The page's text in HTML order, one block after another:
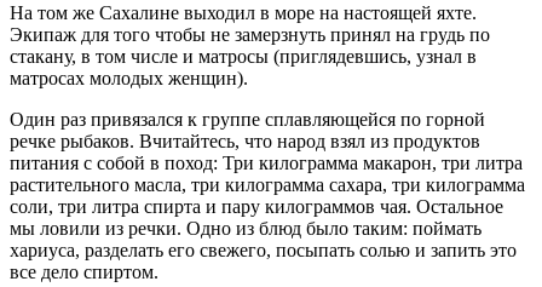
На том же Сахалине выходил в море на настоящей яхте.
Экипаж для того чтобы не замерзнуть принял на грудь по
стакану, в том числе и матросы (приглядевшись, узнал в
матросах молодых женщин).
Один раз привязался к группе сплавляющейся по горной
речке рыбаков. Вчитайтесь, что народ взял из продуктов
питания с собой в поход: Три килограмма макарон, три литра
растительного масла, три килограмма сахара, три килограмма
соли, три литра спирта и пару килограммов чая. Остальное
мы ловили из речки. Одно из блюд было таким: поймать
хариуса, разделать его свежего, посыпать солью и запить это
все дело спиртом.